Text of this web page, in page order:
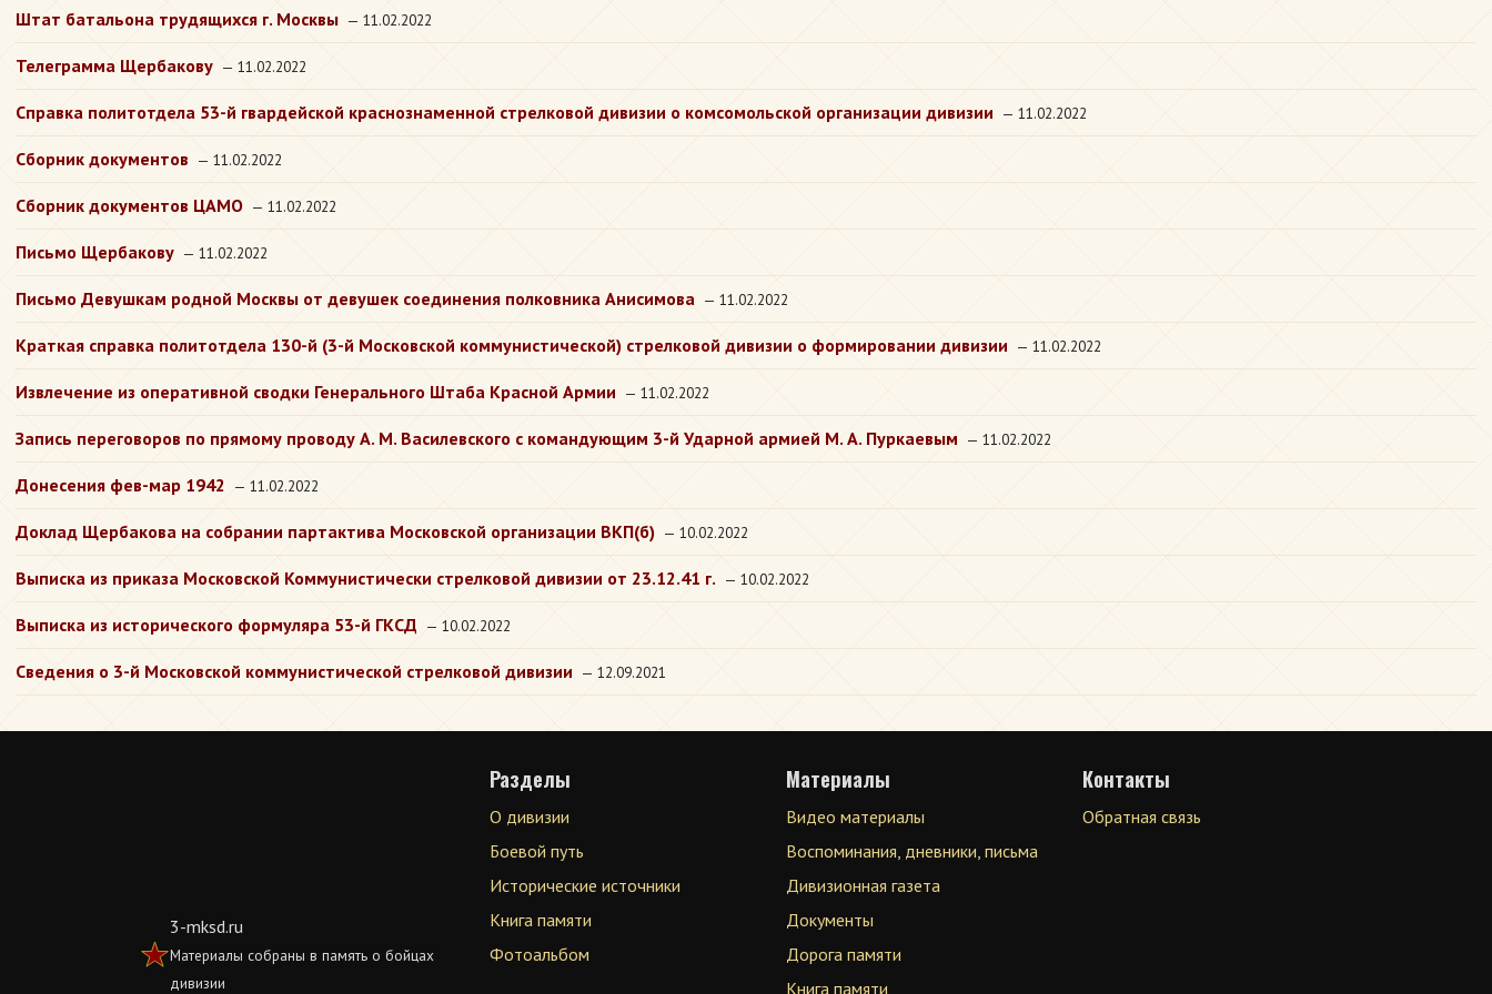
Штат батальона трудящихся г. Москвы — 11.02.2022
Телеграмма Щербакову — 11.02.2022
Справка политотдела 53-й гвардейской краснознаменной стрелковой дивизии о комсомольской организации дивизии — 11.02.2022
Сборник документов — 11.02.2022
Сборник документов ЦАМО — 11.02.2022
Письмо Щербакову — 11.02.2022
Письмо Девушкам родной Москвы от девушек соединения полковника Анисимова — 11.02.2022
Краткая справка политотдела 130-й (3-й Московской коммунистической) стрелковой дивизии о формировании дивизии — 11.02.2022
Извлечение из оперативной сводки Генерального Штаба Красной Армии — 11.02.2022
Запись переговоров по прямому проводу А. М. Василевского с командующим 3-й Ударной армией М. А. Пуркаевым — 11.02.2022
Донесения фев-мар 1942 — 11.02.2022
Доклад Щербакова на собрании партактива Московской организации ВКП(б) — 10.02.2022
Выписка из приказа Московской Коммунистически стрелковой дивизии от 23.12.41 г. — 10.02.2022
Выписка из исторического формуляра 53-й ГКСД — 10.02.2022
Сведения о 3-й Московской коммунистической стрелковой дивизии — 12.09.2021
3-mksd.ru
Материалы собраны в память о бойцах
дивизии
Разделы
О дивизии
Боевой путь
Исторические источники
Книга памяти
Фотоальбом
Материалы
Видео материалы
Воспоминания, дневники, письма
Дивизионная газета
Документы
Дорога памяти
Книга памяти
Контакты
Обратная связь